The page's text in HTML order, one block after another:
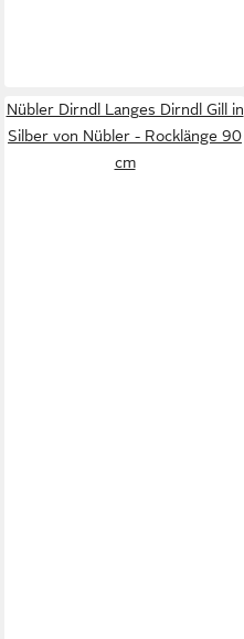
Nübler Dirndl Langes Dirndl Gill in
Silber von Nübler - Rocklänge 90
cm